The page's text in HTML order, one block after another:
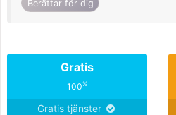
Berättar för dig
Gratis
100%
Gratis tjänster